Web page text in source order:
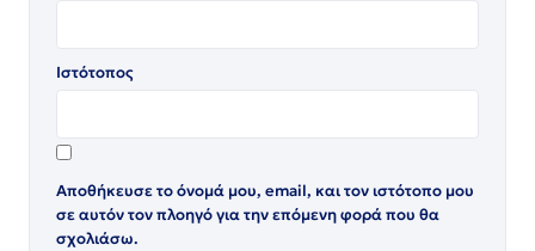
Ιστότοπος
Αποθήκευσε το όνομά μου, email, και τον ιστότοπο μου
σε αυτόν τον πλοηγό για την επόμενη φορά που θα
σχολιάσω.